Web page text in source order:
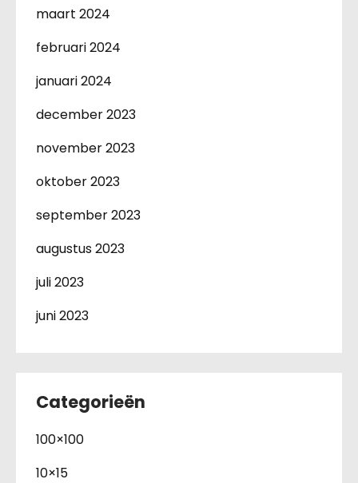
maart 2024
februari 2024
januari 2024
december 2023
november 2023
oktober 2023
september 2023
augustus 2023
juli 2023
juni 2023
Categorieën
100×100
10×15